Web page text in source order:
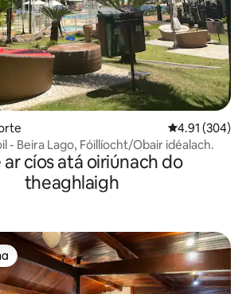
Meánrátáil
4.91 (304)
- Beira Lago, Fóillíocht/Obair idéalach.
cíos atá oiriúnach do
theaghlaigh